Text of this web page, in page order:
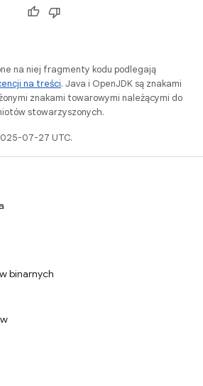
na niej fragmenty kodu podlegają
na treści. Java i OpenJDK są znakami
znakami towarowymi należącymi do
stowarzyszonych.
07-27 UTC.
binarnych